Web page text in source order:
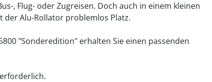
, Flug- oder Zugreisen. Doch auch in einem kleinen
der Alu-Rollator problemlos Platz.
"Sonderedition" erhalten Sie einen passenden